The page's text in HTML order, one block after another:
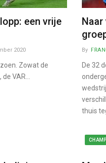
een vrije
2020
Zowat de
VAR…
By
De 32
thuis